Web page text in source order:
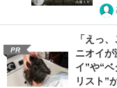
PR
「えっ
ニオイ
イ”や“
リスト”